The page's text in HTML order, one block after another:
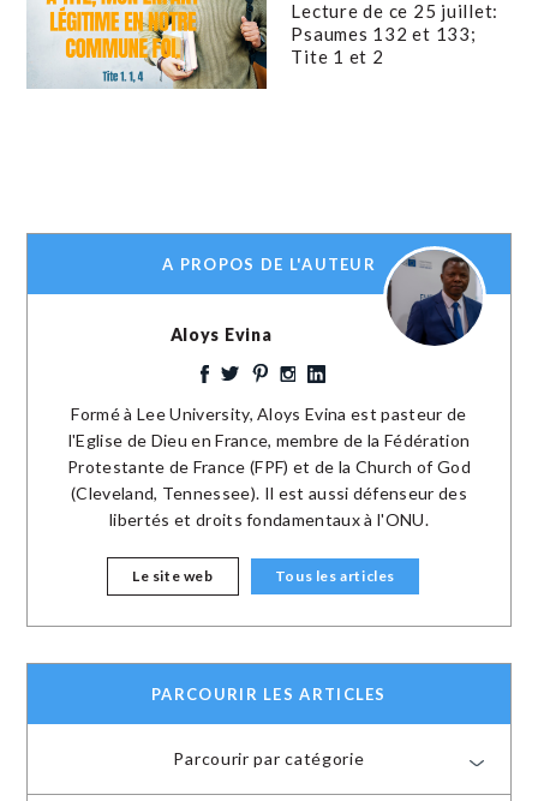
Lecture de ce 25 juillet:
Psaumes 132 et 133;
Tite 1 et 2
A PROPOS DE L'AUTEUR
Aloys Evina
Formé à Lee University, Aloys Evina est pasteur de
l'Eglise de Dieu en France, membre de la Fédération
Protestante de France (FPF) et de la Church of God
(Cleveland, Tennessee). Il est aussi défenseur des
libertés et droits fondamentaux à l'ONU.
Le site web Tous les articles
PARCOURIR LES ARTICLES
Parcourir par catégorie